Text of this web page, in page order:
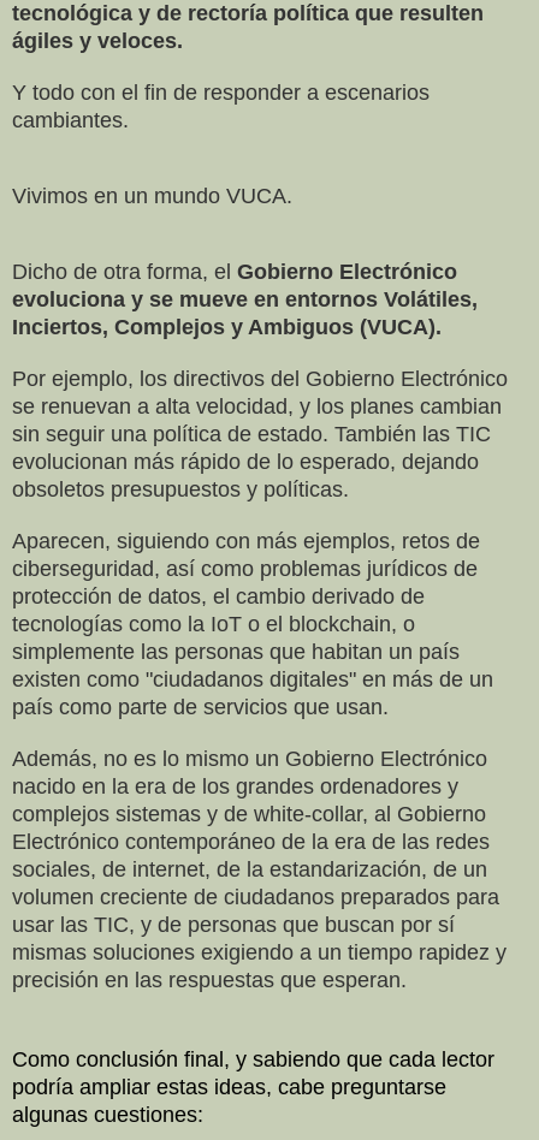
tecnológica y de rectoría política que resulten
ágiles y veloces.
Y todo con el fin de responder a escenarios
cambiantes.
Vivimos en un mundo VUCA.
Dicho de otra forma, el Gobierno Electrónico
evoluciona y se mueve en entornos Volátiles,
Inciertos, Complejos y Ambiguos (VUCA).
Por ejemplo, los directivos del Gobierno Electrónico
se renuevan a alta velocidad, y los planes cambian
sin seguir una política de estado. También las TIC
evolucionan más rápido de lo esperado, dejando
obsoletos presupuestos y políticas.
Aparecen, siguiendo con más ejemplos, retos de
ciberseguridad, así como problemas jurídicos de
protección de datos, el cambio derivado de
tecnologías como la IoT o el blockchain, o
simplemente las personas que habitan un país
existen como "ciudadanos digitales" en más de un
país como parte de servicios que usan.
Además, no es lo mismo un Gobierno Electrónico
nacido en la era de los grandes ordenadores y
complejos sistemas y de white-collar, al Gobierno
Electrónico contemporáneo de la era de las redes
sociales, de internet, de la estandarización, de un
volumen creciente de ciudadanos preparados para
usar las TIC, y de personas que buscan por sí
mismas soluciones exigiendo a un tiempo rapidez y
precisión en las respuestas que esperan.
Como conclusión final, y sabiendo que cada lector
podría ampliar estas ideas, cabe preguntarse
algunas cuestiones: